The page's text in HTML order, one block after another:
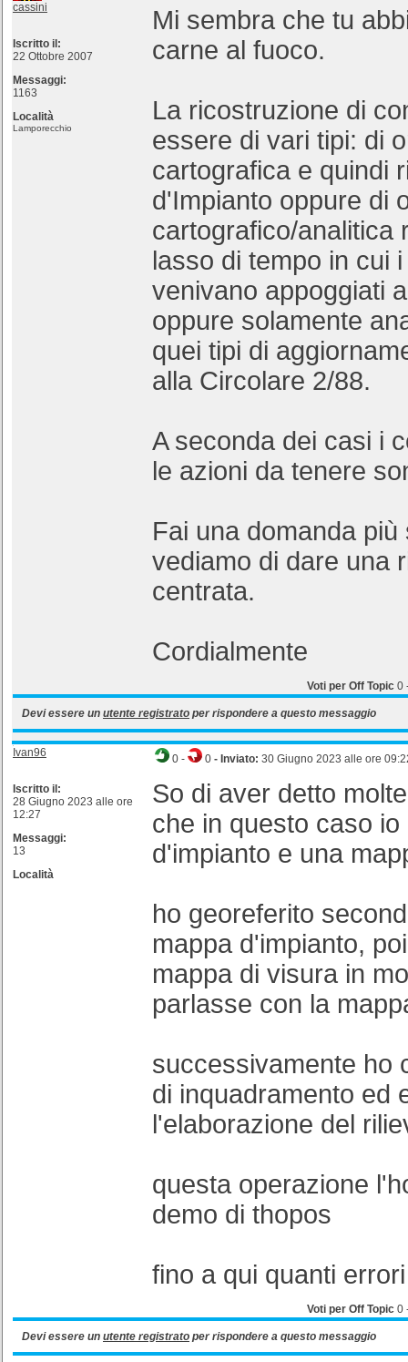
cassini
Iscritto il:
22 Ottobre 2007
Messaggi:
1163
Località
Lamporecchio
Mi sembra che tu
carne al fuoco.
La ricostruzione di
essere di vari tipi: di
cartografica e quindi
d'Impianto oppure di
cartografico/analitica
lasso di tempo in cui
venivano appoggiati
oppure solamente
quei tipi di
alla Circolare 2/88.
A seconda dei casi i
le azioni da tenere
Fai una domanda più
vediamo di dare una
centrata.
Cordialmente
Voti per Off Topic 0
Devi essere un utente registrato per rispondere a questo messaggio
Ivan96
Iscritto il:
28 Giugno 2023 alle ore
12:27
Messaggi:
13
Località
0 - 0 - Inviato: 30 Giugno 2023 alle ore
So di aver detto
che in questo caso
d'impianto e una
ho georeferito
mappa d'impianto,
mappa di visura in
parlasse con la
successivamente ho
di inquadramento ed
l'elaborazione del
questa operazione
demo di thopos
fino a qui quanti
Voti per Off Topic 0
Devi essere un utente registrato per rispondere a questo messaggio